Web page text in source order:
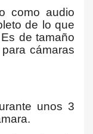
como audio
de lo que
de tamaño
cámaras
unos 3